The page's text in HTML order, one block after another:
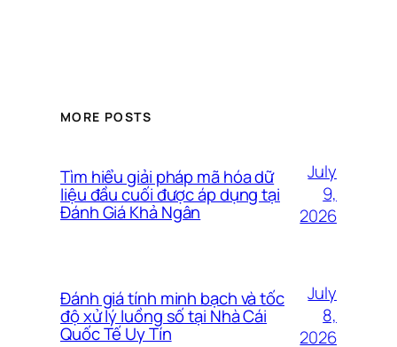
MORE POSTS
Tìm hiểu giải pháp mã hóa dữ
liệu đầu cuối được áp dụng tại
Đánh Giá Khả Ngân
July
9,
2026
Đánh giá tính minh bạch và tốc
độ xử lý luồng số tại Nhà Cái
Quốc Tế Uy Tín
July
8,
2026